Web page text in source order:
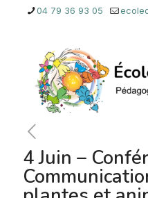
04 79 36 93 05
4 Juin –